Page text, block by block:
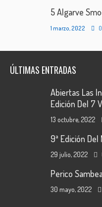
5 Algarve
1 marzo, 2022 0
ÚLTIMAS ENTRADAS
Abiertas Las
Edición Del 7
13 octubre, 2022
9ª Edición
29 julio, 2022
Perico
30 mayo, 2022